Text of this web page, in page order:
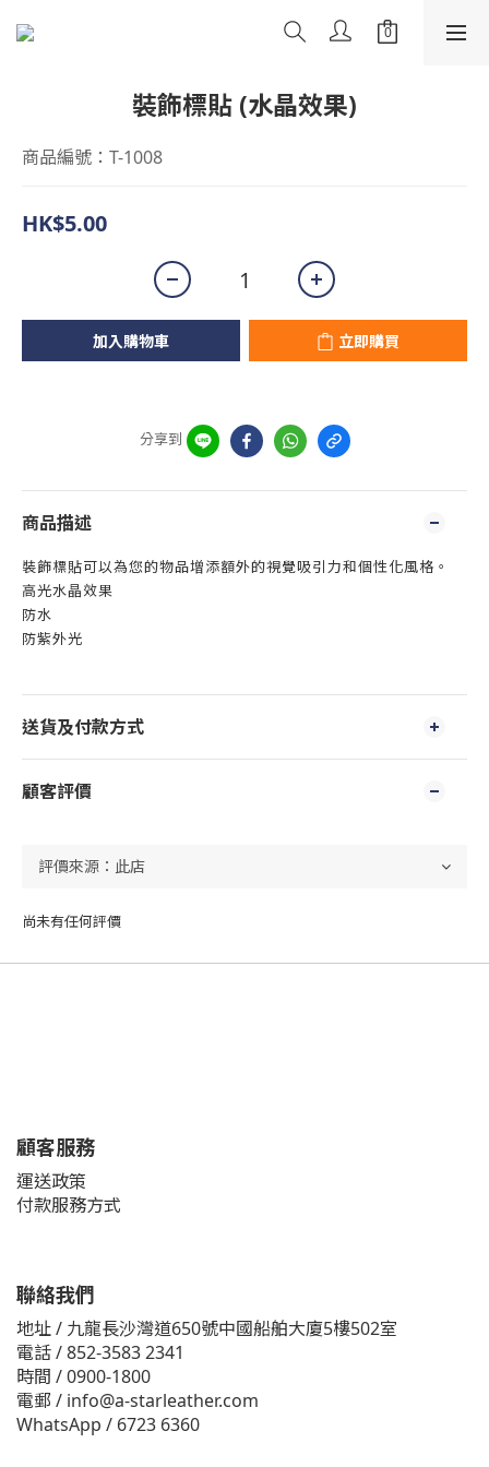
裝飾標貼 (水晶效果)
商品編號：T-1008
HK$5.00
加入購物車 立即購買
分享到
商品描述
裝飾標貼可以為您的物品增添額外的視覺吸引力和個性化風格。
高光水晶效果
防水
防紫外光
送貨及付款方式
顧客評價
尚未有任何評價
顧客服務
運送政策
付款服務方式
聯絡我們
地址 / 九龍長沙灣道650號中國船舶大廈5樓502室
電話 / 852-3583 2341
時間 / 0900-1800
電郵 / info@a-starleather.com
WhatsApp / 6723 6360